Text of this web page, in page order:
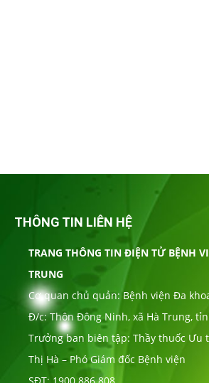
THÔNG TIN LIÊN HỆ
TRANG THÔNG TIN ĐIỆN TỬ BỆNH
TRUNG
Cơ quan chủ quản: Bệnh viện Đa
Đ/c: Thôn Đông Ninh, xã Hà Trung,
Trưởng ban biên tập: Thầy thuốc Ưu
Thị Hà – Phó Giám đốc Bệnh viện